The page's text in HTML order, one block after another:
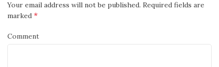
Your email address will not be published. Required fields are
marked *
Comment